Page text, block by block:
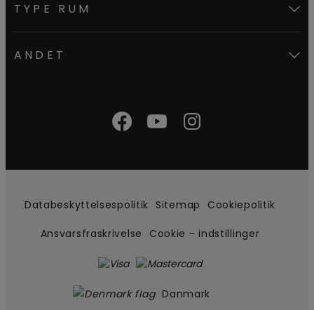
TYPE RUM
ANDET
Databeskyttelsespolitik Sitemap Cookiepolitik
Ansvarsfraskrivelse Cookie - indstillinger
Danmark